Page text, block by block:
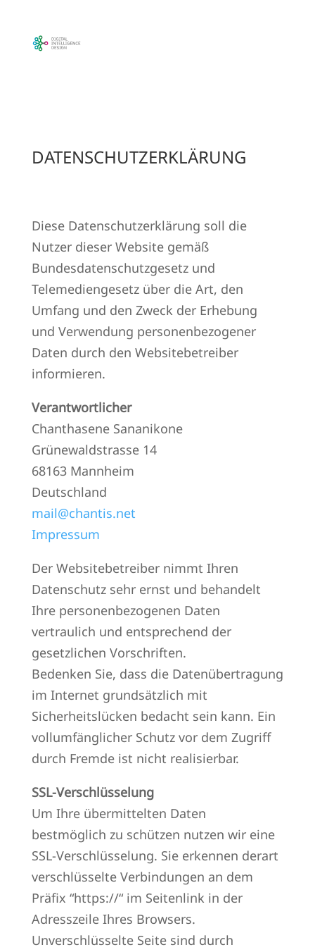
DATENSCHUTZERKLÄRUNG
Diese Datenschutzerklärung soll die
Nutzer dieser Website gemäß
Bundesdatenschutzgesetz und
Telemediengesetz über die Art, den
Umfang und den Zweck der Erhebung
und Verwendung personenbezogener
Daten durch den Websitebetreiber
informieren.
Verantwortlicher
Chanthasene Sananikone
Grünewaldstrasse 14
68163 Mannheim
Deutschland
mail@chantis.net
Impressum
Der Websitebetreiber nimmt Ihren
Datenschutz sehr ernst und behandelt
Ihre personenbezogenen Daten
vertraulich und entsprechend der
gesetzlichen Vorschriften.
Bedenken Sie, dass die Datenübertragung
im Internet grundsätzlich mit
Sicherheitslücken bedacht sein kann. Ein
vollumfänglicher Schutz vor dem Zugriff
durch Fremde ist nicht realisierbar.
SSL-Verschlüsselung
Um Ihre übermittelten Daten
bestmöglich zu schützen nutzen wir eine
SSL-Verschlüsselung. Sie erkennen derart
verschlüsselte Verbindungen an dem
Präfix “https://“ im Seitenlink in der
Adresszeile Ihres Browsers.
Unverschlüsselte Seite sind durch